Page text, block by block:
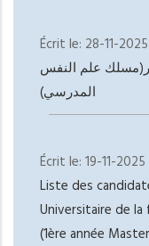
Écrit le: 28-11-2025
علم النفس
المدرسي)
Écrit le: 19-11-2025
Liste des
Universitaire de la
(1ère année